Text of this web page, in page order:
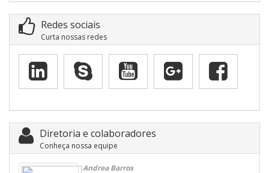
Redes sociais
Curta nossas redes
Diretoria e colaboradores
Conheça nossa equipe
Andrea Barros